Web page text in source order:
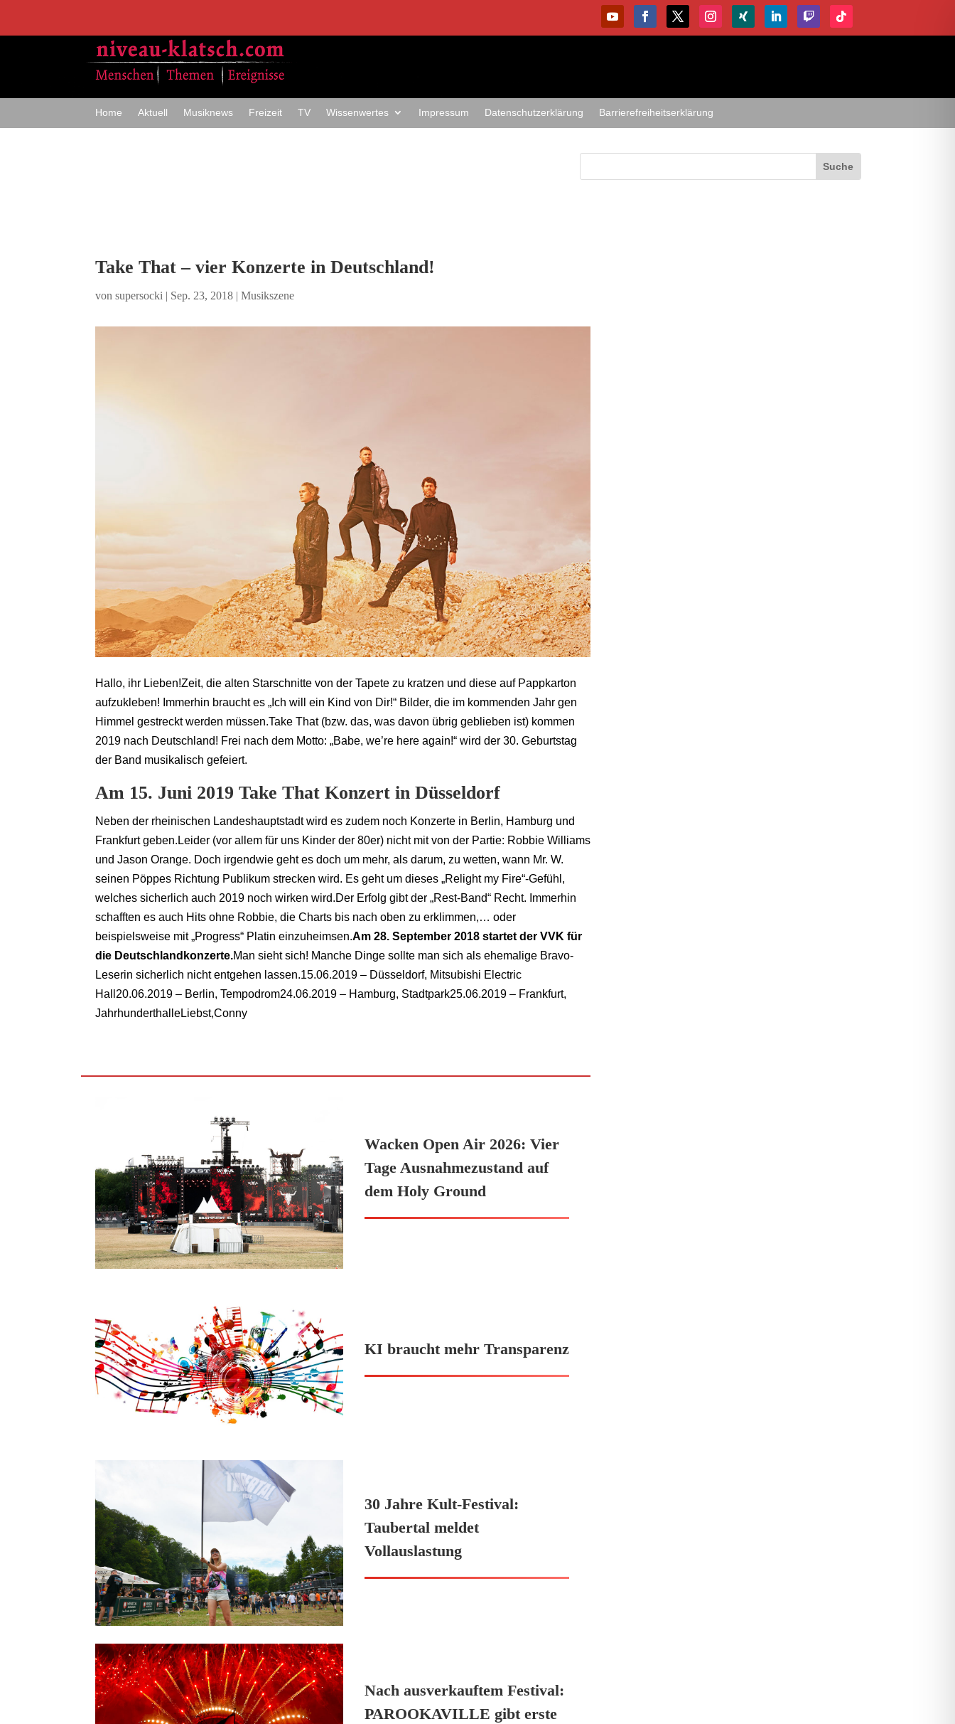
Home Aktuell Musiknews Freizeit TV Wissenwertes Impressum Datenschutzerklärung Barrierefreiheitserklärung
Take That – vier Konzerte in Deutschland!
vonsupersocki | Sep. 23, 2018 |Musikszene
Hallo, ihr Lieben!Zeit, die alten Starschnitte von der Tapete zu kratzen und diese auf Pappkarton
aufzukleben! Immerhin braucht es „Ich will ein Kind von Dir!“ Bilder, die im kommenden Jahr gen
Himmel gestreckt werden müssen.Take That (bzw. das, was davon übrig geblieben ist) kommen
2019 nach Deutschland! Frei nach dem Motto: „Babe, we’re here again!“ wird der 30. Geburtstag
der Band musikalisch gefeiert.
Am 15. Juni 2019 Take That Konzert in Düsseldorf
Neben der rheinischen Landeshauptstadt wird es zudem noch Konzerte in Berlin, Hamburg und
Frankfurt geben.Leider (vor allem für uns Kinder der 80er) nicht mit von der Partie: Robbie Williams
und Jason Orange. Doch irgendwie geht es doch um mehr, als darum, zu wetten, wann Mr. W.
seinen Pöppes Richtung Publikum strecken wird. Es geht um dieses „Relight my Fire“-Gefühl,
welches sicherlich auch 2019 noch wirken wird.Der Erfolg gibt der „Rest-Band“ Recht. Immerhin
schafften es auch Hits ohne Robbie, die Charts bis nach oben zu erklimmen,… oder
beispielsweise mit „Progress“ Platin einzuheimsen.Am 28. September 2018 startet der VVK für
die Deutschlandkonzerte.Man sieht sich! Manche Dinge sollte man sich als ehemalige Bravo-
Leserin sicherlich nicht entgehen lassen.15.06.2019 – Düsseldorf, Mitsubishi Electric
Hall20.06.2019 – Berlin, Tempodrom24.06.2019 – Hamburg, Stadtpark25.06.2019 – Frankfurt,
JahrhunderthalleLiebst,Conny
Wacken Open Air 2026: Vier
Tage Ausnahmezustand auf
dem Holy Ground
KI braucht mehr Transparenz
30 Jahre Kult-Festival:
Taubertal meldet
Vollauslastung
Nach ausverkauftem Festival:
PAROOKAVILLE gibt erste